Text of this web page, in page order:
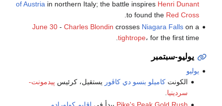
of Austriain northern Italy; the battle inspires Henri Dunant
to found the Red Cross
.
June 30- Charles Blondin crosses Niagara Fallson a
tightrope، for the first time.
يوليو-سبتمبر
يوليو
الكونت كاميلو بنسو دي كاڤور يستقيل، كرئيس پيدمونت-
سردينيا.
Pike's Peak Gold Rush يبدأ في إقليم كولورادو